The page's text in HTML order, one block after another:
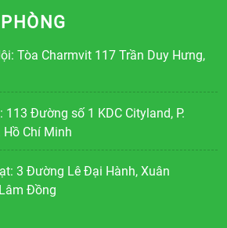
Tòa Charmvit 117 Trần Duy Hưng,
113 Đường số 1 KDC Cityland, P.
Hồ Chí Minh
3 Đường Lê Đại Hành, Xuân
Đồng